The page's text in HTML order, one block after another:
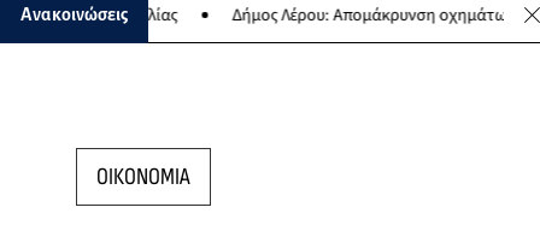
Ανακοινώσεις
συναυλίας Δήμος Λέρου: Απομάκρυνση οχημάτων και
ΟΙΚΟΝΟΜΙΑ